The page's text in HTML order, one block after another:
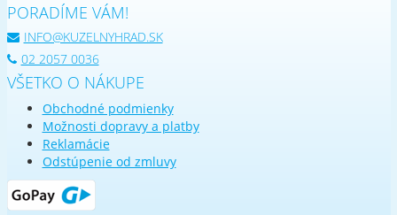
PORADÍME VÁM!
INFO@KUZELNYHRAD.SK
02 2057 0036
VŠETKO O NÁKUPE
Obchodné podmienky
Možnosti dopravy a platby
Reklamácie
Odstúpenie od zmluvy